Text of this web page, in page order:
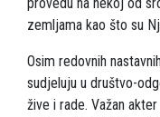
zemljama kao što su
Osim redovnih
sudjeluju u društvo-
žive i rade. Važan